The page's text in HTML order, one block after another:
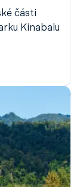
části
Kinabalu